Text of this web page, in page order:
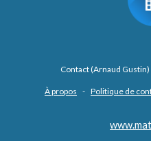
Contact (Arnaud
À propos - Politique de